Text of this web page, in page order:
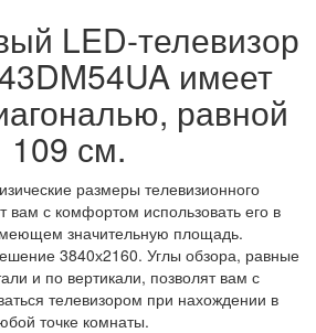
LED-телевизор
имеет
равной
109 см.
размеры телевизионного
вам с комфортом использовать его в
значительную площадь.
3840х2160. Углы обзора, равные
и по вертикали, позволят вам с
телевизором при нахождении в
точке комнаты.